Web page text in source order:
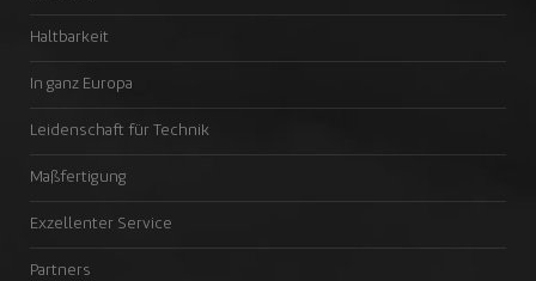
Haltbarkeit
In ganz Europa
Leidenschaft für Technik
Maßfertigung
Exzellenter Service
Partners